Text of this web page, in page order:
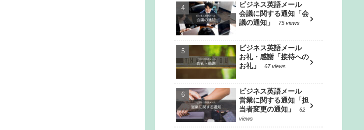
ビジネス英語メール
会議に関する通知「会
議の通知」
75 views
ビジネス英語メール
お礼・感謝「接待への
お礼」
67 views
ビジネス英語メール
営業に関する通知「担
当者変更の通知」
62
views